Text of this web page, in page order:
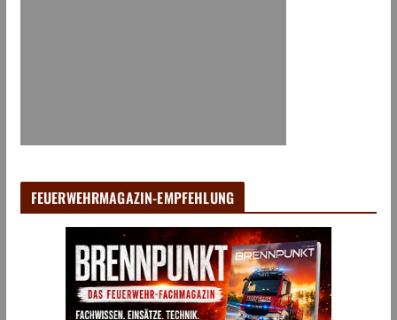
FEUERWEHRMAGAZIN-EMPFEHLUNG